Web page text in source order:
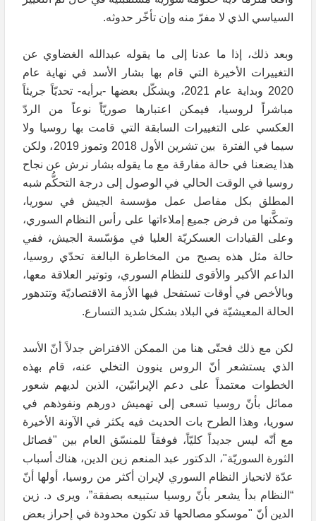
السياسي الذي لا مفرّ منه وإن تأخّر حدوثه.
وبعد ذلك، إذا ما عدنا إلى ما يقوله عبدالله الغضاوي عن
التغييرات الأخيرة التي قام بها بشار الأسد في نهاية عام
2020 وبداية عام 2021، ويشكّل بعضها -برأيه- تحديّاً جريئاً
مباشراً لروسيا، فيمكن اعتبارها صوريّاً نوعاً من الردّ
العكسي على التغييرات السابقة التي قامت بها روسيا ولا
سيما في الفترة بين تشرين الأول 2018 وتموز 2019، ولكن
هذا يضعنا في حالة مفارقة مع ما يقوله بشار نرش عن نجاح
روسيا في الوقت الحالي في الوصول إلى درجة التحكُّم شبه
المطلق بكل مفاصل عمل مؤسسة الجيش في سوريا،
وتمكَّنها من فرض جميع إملاءاتها على رأس النظام السوري،
وعلى القيادات العسكريّة العليا في مؤسّسة الجيش، ففي
حالة مثل هذه يصبح من المخاطرة البالغة تحدّي روسيا،
الداعم الأكبر والأقوى للنظام السوري، وتوتير العلاقة معها،
وبالأخص في أوقات تستفحل فيها الأزمة الاقتصاديّة وتتدهور
الحالة المعيشيّة في البلاد بشكل شديد التسارع.
لكن مع ذلك فحتّى هنا من الممكن الافتراض جدلاً أنّ الأسد
الذي يستشعر أنّ الروس ينوون التخلي عنه، قام بهذه
الخطوات معتمداً على دعم الإيرانيّين، الذين لديهم شعور
مماثل بأنّ روسيا تسعى إلى تهميش دورهم ونفوذهم في
سوريا، وهذا الطرح بات الحديث فيه يكثر في الآونة الأخيرة
مع أنّه ليس جديداً كليّاً، فوفقاً للمنسّق العام بين "فصائل
الثورة السوريّة"، الدكتور عبد المنعم زين الدين، هناك أسباب
عدّة لانحياز النظام السوري لإيران أكثر من روسيا، أولها أنّ
“النظام بدأ يشعر بأنّ روسيا ستبيعه بصفقة”، ويرى د. زين
الدين أنّ "موسكو مصالحها قد تكون محدودة في إحراز بعض